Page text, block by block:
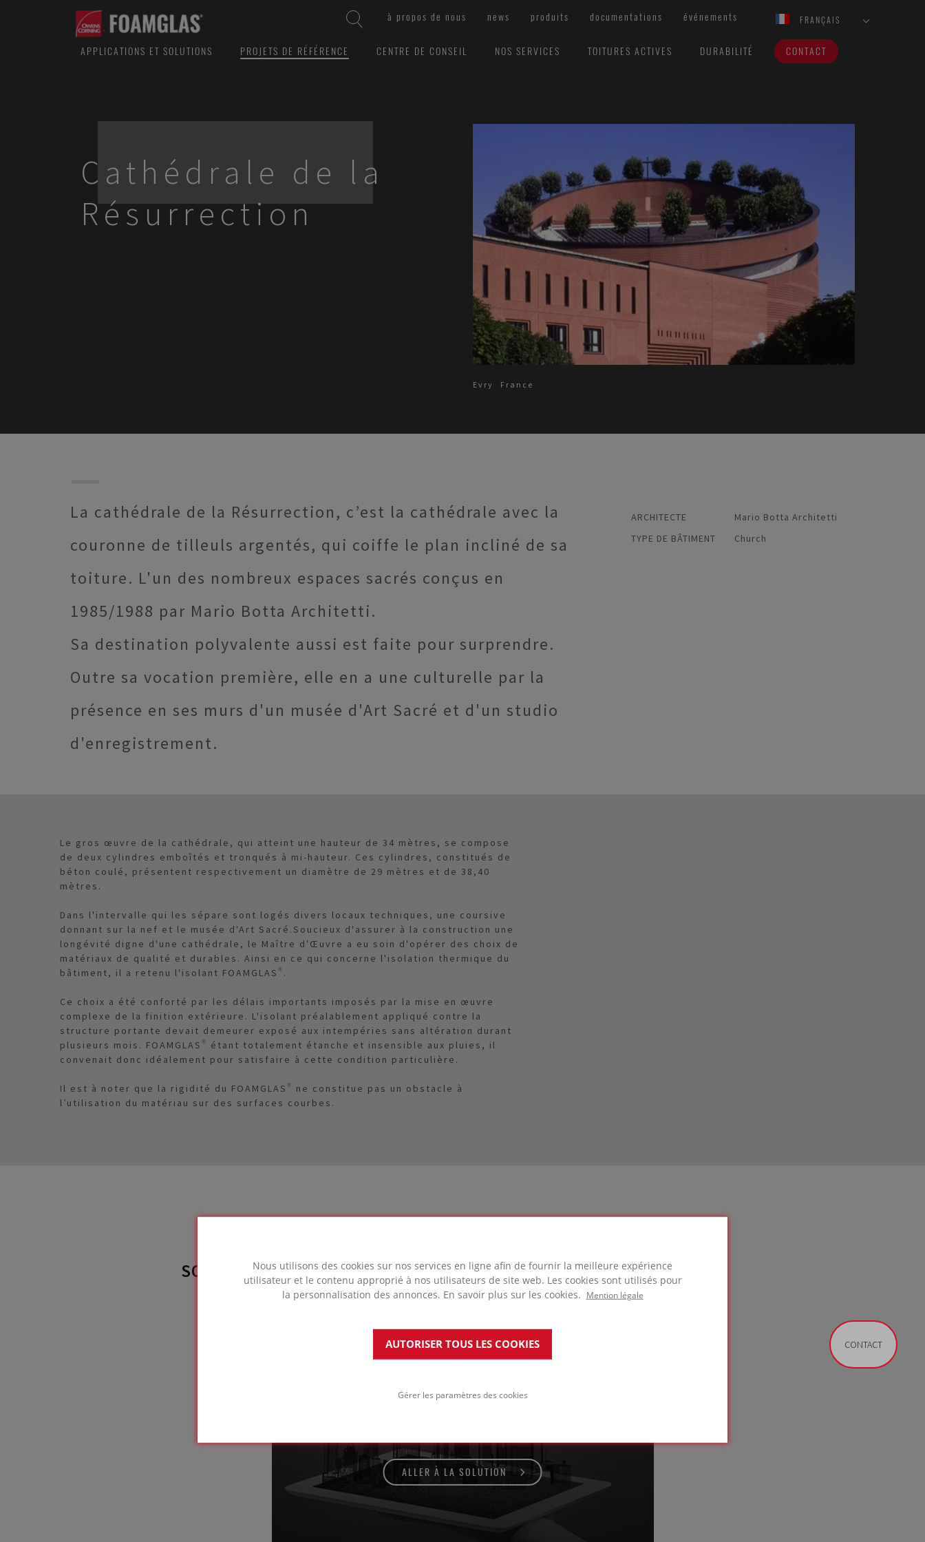
Nous utilisons des cookies sur nos services en ligne afin de fournir la meilleure expérience
utilisateur et le contenu approprié à nos utilisateurs de site web. Les cookies sont utilisés pour
la personnalisation des annonces. En savoir plus sur les cookies.
Mention légale
AUTORISER TOUS LES COOKIES
Gérer les paramètres des cookies
à propos de nous news produits documentations événements FRANÇAIS
APPLICATIONS ET SOLUTIONS PROJETS DE RÉFÉRENCE CENTRE DE CONSEIL NOS SERVICES TOITURES ACTIVES DURABILITÉ CONTACT
Cathédrale de la
Résurrection
Evry France
La cathédrale de la Résurrection, c’est la cathédrale avec la
couronne de tilleuls argentés, qui coiffe le plan incliné de sa
toiture. L'un des nombreux espaces sacrés conçus en
1985/1988 par Mario Botta Architetti.
Sa destination polyvalente aussi est faite pour surprendre.
Outre sa vocation première, elle en a une culturelle par la
présence en ses murs d'un musée d'Art Sacré et d'un studio
d'enregistrement.
ARCHITECTE
Mario Botta Architetti
TYPE DE BÂTIMENT
Church
Le gros œuvre de la cathédrale, qui atteint une hauteur de 34 mètres, se compose
de deux cylindres emboîtés et tronqués à mi-hauteur. Ces cylindres, constitués de
béton coulé, présentent respectivement un diamètre de 29 mètres et de 38,40
mètres.
Dans l'intervalle qui les sépare sont logés divers locaux techniques, une coursive
donnant sur la nef et le musée d'Art Sacré.Soucieux d'assurer à la construction une
longévité digne d'une cathédrale, le Maître d'Œuvre a eu soin d'opérer des choix de
matériaux de qualité et durables. Ainsi en ce qui concerne l'isolation thermique du
bâtiment, il a retenu l'isolant FOAMGLAS®.
Ce choix a été conforté par les délais importants imposés par la mise en œuvre
complexe de la finition extérieure. L'isolant préalablement appliqué contre la
structure portante devait demeurer exposé aux intempéries sans altération durant
plusieurs mois. FOAMGLAS® étant totalement étanche et insensible aux pluies, il
convenait donc idéalement pour satisfaire à cette condition particulière.
Il est à noter que la rigidité du FOAMGLAS® ne constitue pas un obstacle à
l’utilisation du matériau sur des surfaces courbes.
SOLUTION FOAMGLAS®
utilisé dans ce projet
ALLER À LA SOLUTION
CONTACT